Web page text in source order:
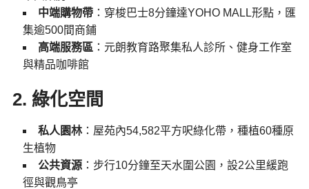
中端購物帶：穿梭巴士8分鐘達YOHO MALL形點，匯
集逾500間商鋪
高端服務區 ：元朗教育路聚集私人診所、健身工作室
與精品咖啡館
2. 綠化空間
私人園林：屋苑內54,582平方呎綠化帶，種植60種原
生植物
公共資源：步行10分鐘至天水圍公園，設2公里緩跑
徑與觀鳥亭